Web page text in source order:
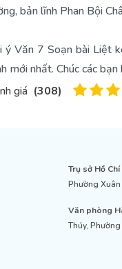
bản lĩnh Phan Bội
ý Văn 7 Soạn bài Liệt
mới nhất. Chúc các
giá (308)
Trụ sở Hồ
Phường
Văn phòng
Thúy,